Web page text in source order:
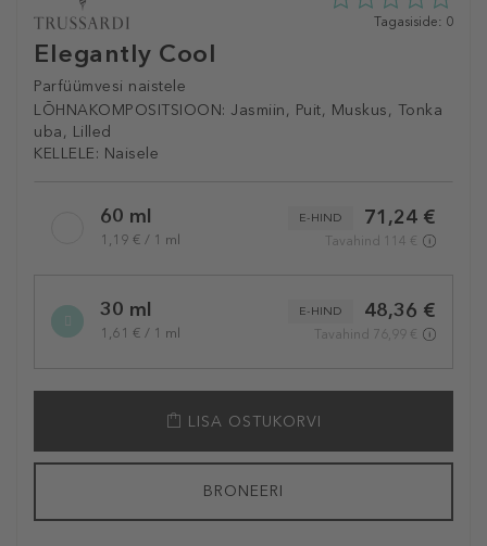
Elegantly Cool
Parfüümvesi naistele
LÕHNAKOMPOSITSIOON: Jasmiin, Puit, Muskus, Tonka
uba, Lilled
KELLELE: Naisele
0
Tagasiside: 0
variation60 ml
1,19 € / 1 ml
71,24 €
E-HIND
Tavahind 114 €
30 ml
1,61 € / 1 ml
48,36 €
E-HIND
Tavahind 76,99 €
LISA OSTUKORVI
BRONEERI